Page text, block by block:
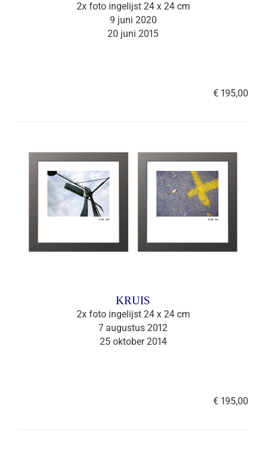
2x foto ingelijst 24 x 24 cm
9 juni 2020
20 juni 2015
€ 195,00
KRUIS
2x foto ingelijst 24 x 24 cm
7 augustus 2012
25 oktober 2014
€ 195,00